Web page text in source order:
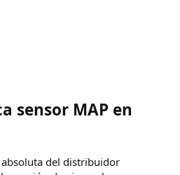
sensor MAP en
del distribuidor